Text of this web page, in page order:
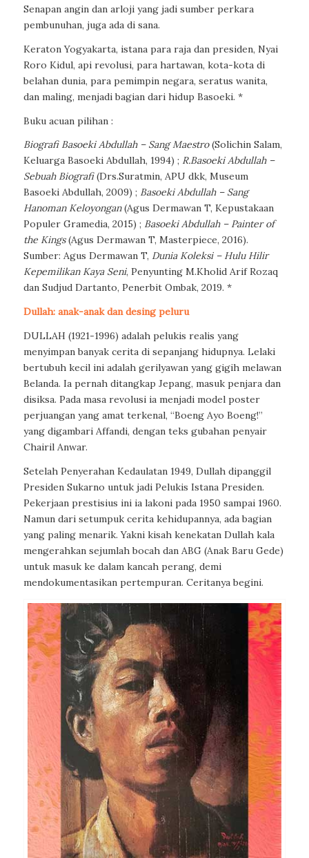
Senapan angin dan arloji yang jadi sumber perkara
pembunuhan, juga ada di sana.
Keraton Yogyakarta, istana para raja dan presiden, Nyai
Roro Kidul, api revolusi, para hartawan, kota-kota di
belahan dunia, para pemimpin negara, seratus wanita,
dan maling, menjadi bagian dari hidup Basoeki. *
Buku acuan pilihan :
Biografi Basoeki Abdullah – Sang Maestro(Solichin Salam,
Keluarga Basoeki Abdullah, 1994) ; R.Basoeki Abdullah –
Sebuah Biografi(Drs.Suratmin, APU dkk, Museum
Basoeki Abdullah, 2009) ; Basoeki Abdullah – Sang
Hanoman Keloyongan(Agus Dermawan T, Kepustakaan
Populer Gramedia, 2015) ; Basoeki Abdullah – Painter of
the Kings(Agus Dermawan T, Masterpiece, 2016).
Sumber: Agus Dermawan T, Dunia Koleksi – Hulu Hilir
Kepemilikan Kaya Seni, Penyunting M.Kholid Arif Rozaq
dan Sudjud Dartanto, Penerbit Ombak, 2019. *
Dullah: anak-anak dan desing peluru
DULLAH (1921-1996) adalah pelukis realis yang
menyimpan banyak cerita di sepanjang hidupnya. Lelaki
bertubuh kecil ini adalah gerilyawan yang gigih melawan
Belanda. Ia pernah ditangkap Jepang, masuk penjara dan
disiksa. Pada masa revolusi ia menjadi model poster
perjuangan yang amat terkenal, “Boeng Ayo Boeng!”
yang digambari Affandi, dengan teks gubahan penyair
Chairil Anwar.
Setelah Penyerahan Kedaulatan 1949, Dullah dipanggil
Presiden Sukarno untuk jadi Pelukis Istana Presiden.
Pekerjaan prestisius ini ia lakoni pada 1950 sampai 1960.
Namun dari setumpuk cerita kehidupannya, ada bagian
yang paling menarik. Yakni kisah kenekatan Dullah kala
mengerahkan sejumlah bocah dan ABG (Anak Baru Gede)
untuk masuk ke dalam kancah perang, demi
mendokumentasikan pertempuran. Ceritanya begini.